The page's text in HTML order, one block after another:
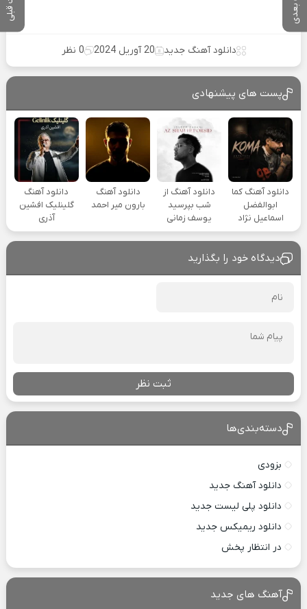
دانلود آهنگ جدید 20 آوریل 2024 0 نظر
پست های پیشنهادی
دانلود آهنگ کما
ابوالفضل
اسماعیل نژاد
دانلود آهنگ از
شب بپرسید
یوسف زمانی
دانلود آهنگ
بارون میر احمد
دانلود آهنگ
گلینلیک افشین
آذری
دیدگاه خود را بگذارید
ثبت نظر
دسته‌بندی‌ها
بزودی
دانلود آهنگ جدید
دانلود پلی لیست جدید
دانلود ریمیکس جدید
در انتظار پخش
آهنگ های جدید